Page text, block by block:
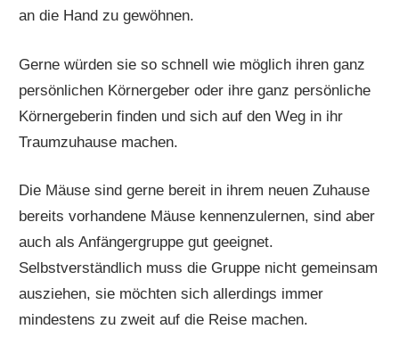
an die Hand zu gewöhnen.
Gerne würden sie so schnell wie möglich ihren ganz
persönlichen Körnergeber oder ihre ganz persönliche
Körnergeberin finden und sich auf den Weg in ihr
Traumzuhause machen.
Die Mäuse sind gerne bereit in ihrem neuen Zuhause
bereits vorhandene Mäuse kennenzulernen, sind aber
auch als Anfängergruppe gut geeignet.
Selbstverständlich muss die Gruppe nicht gemeinsam
ausziehen, sie möchten sich allerdings immer
mindestens zu zweit auf die Reise machen.